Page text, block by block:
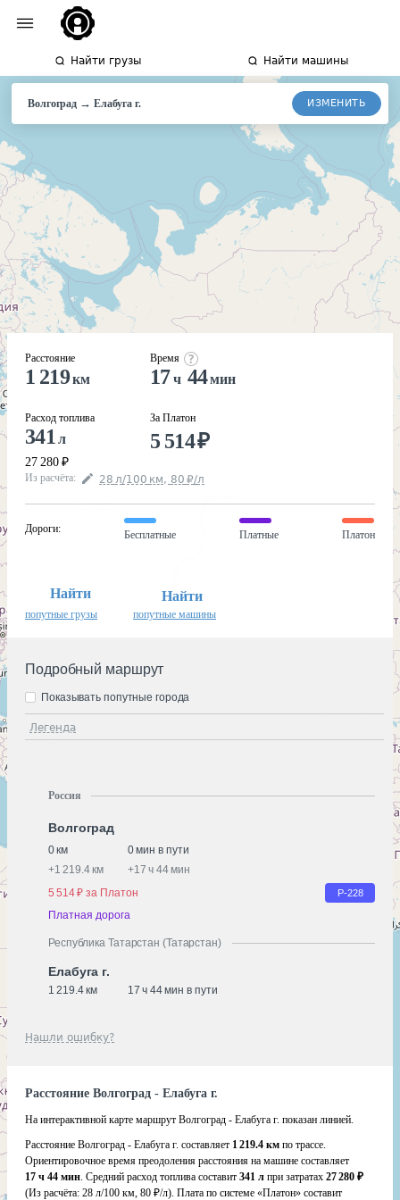
Найти грузы Найти машины
Волгоград → Елабугаг. ИЗМЕНИТЬ
Расстояние
1 219км
Расход топлива
341 л
27 280 ₽
Время
17ч 44мин
За Платон
5 514₽
Из расчёта: 28 л/100 км, 80 ₽/л
Дороги:
Бесплатные Платные Платон
Найти
попутные грузы
Найти
попутные машины
Подробный маршрут
Легенда
Показывать попутные города
Россия
Волгоград
0 км
0 мин в пути
+1 219.4 км +17 ч 44 мин
5 514 ₽ за Платон
Р-228
Платная дорога
Республика Татарстан (Татарстан)
Елабуга г.
1 219.4 км 17 ч 44 мин в пути
Нашли ошибку?
Расстояние Волгоград - Елабуга г.
На интерактивной карте маршрут Волгоград - Елабуга г. показан линией.
Расстояние Волгоград - Елабуга г. составляет 1 219.4 км по трассе.
Ориентировочное время преодоления расстояния на машине составляет
17 ч 44 мин. Средний расход топлива составит 341 л при затратах 27 280 ₽
(Из расчёта: 28 л/100 км, 80 ₽/л). Плата по системе «Платон» составит